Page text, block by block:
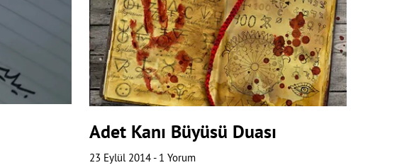
Adet Kanı Büyüsü Duası
23 Eylül 2014
1 Yorum